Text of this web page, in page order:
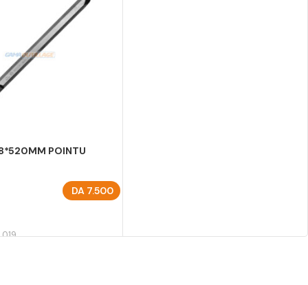
POINTU
DA7.500
019